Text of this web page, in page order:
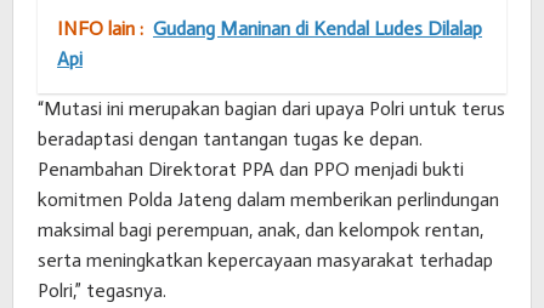
INFO lain : Gudang Maninan di Kendal Ludes Dilalap
Api
“Mutasi ini merupakan bagian dari upaya Polri untuk terus
beradaptasi dengan tantangan tugas ke depan.
Penambahan Direktorat PPA dan PPO menjadi bukti
komitmen Polda Jateng dalam memberikan perlindungan
maksimal bagi perempuan, anak, dan kelompok rentan,
serta meningkatkan kepercayaan masyarakat terhadap
Polri,” tegasnya.